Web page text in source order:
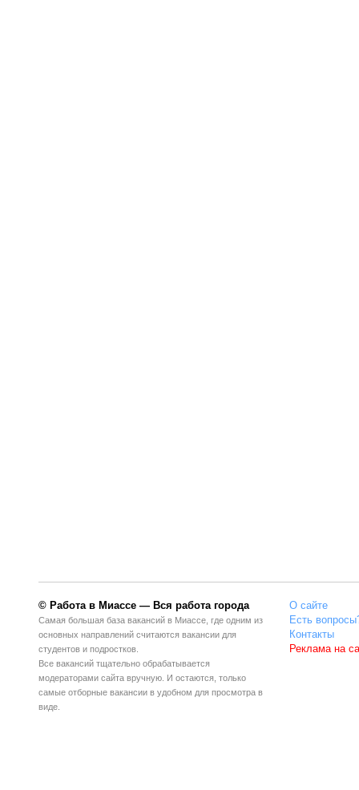
© Работа в Миассе — Вся работа города
Самая большая база вакансий в Миассе, где одним из
основных направлений считаются вакансии для
студентов и подростков.
Все вакансий тщательно обрабатывается
модераторами сайта вручную. И остаются, только
самые отборные вакансии в удобном для просмотра в
виде.
О сайте
Есть
Контакты
Реклама на